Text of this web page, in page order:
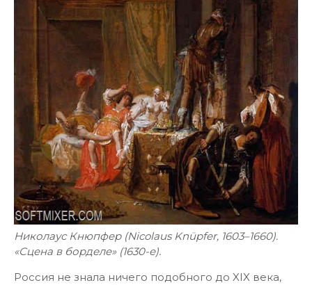
Николаус Кнюпфер (Nicolaus Knüpfer, 1603–1660).
«Сцена в борделе» (1630-е).
Россия не знала ничего подобного до XIX века,